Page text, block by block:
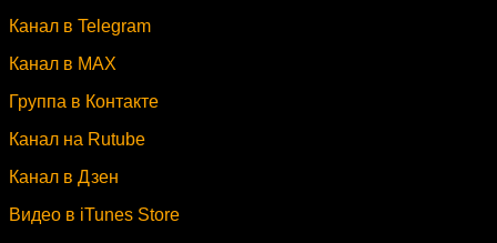
Канал в Telegram
Канал в MAX
Группа в Контакте
Канал на Rutube
Канал в Дзен
Видео в iTunes Store